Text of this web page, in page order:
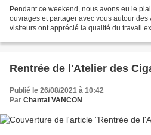
Pendant ce weekend, nous avons eu le
ouvrages et partager avec vous autour
visiteurs ont apprécié la qualité du travail
Rentrée de l'Atelier des
Publié le 26/08/2021 à 10:42
Par Chantal VANCON